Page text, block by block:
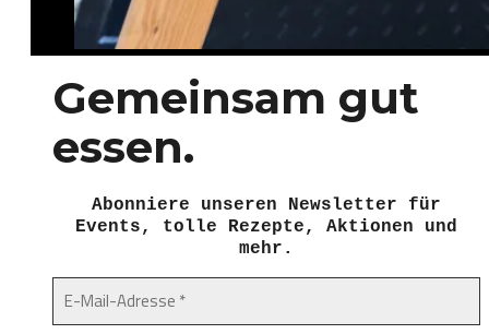
Gemeinsam gut
essen.
Abonniere unseren Newsletter für
Events, tolle Rezepte, Aktionen und
mehr.